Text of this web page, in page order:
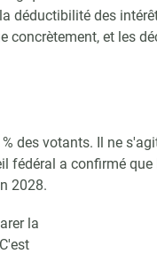
déductibilité des
concrètement, et les
des votants. Il ne
fédéral a confirmé que
2028.
la